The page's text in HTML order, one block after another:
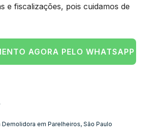
e fiscalizações, pois cuidamos de
AGORA PELO WHATSAPP
Demolidora em Parelheiros, São Paulo